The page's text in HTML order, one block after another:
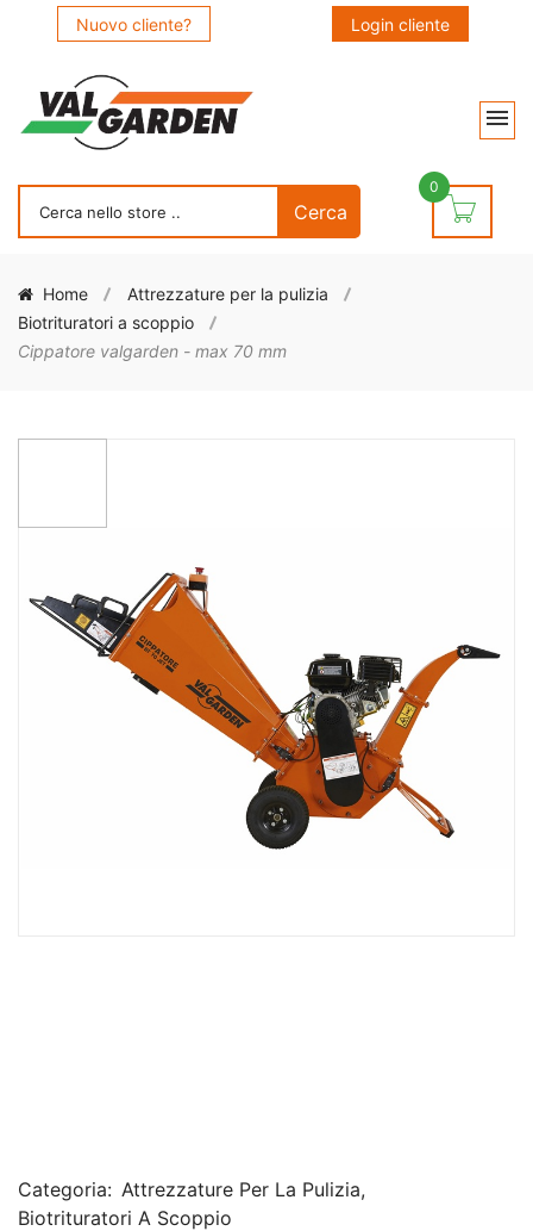
Nuovo cliente? Login cliente
0
Home
Attrezzature per la pulizia
Biotrituratori a scoppio
Cippatore valgarden - max 70 mm
Categoria: Attrezzature Per La Pulizia,
Biotrituratori A Scoppio